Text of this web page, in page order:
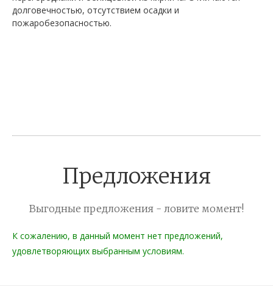
долговечностью, отсутствием осадки и
пожаробезопасностью.
Предложения
Выгодные предложения - ловите момент!
К сожалению, в данный момент нет предложений,
удовлетворяющих выбранным условиям.